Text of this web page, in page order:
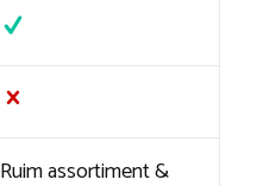
Ruim assortiment &